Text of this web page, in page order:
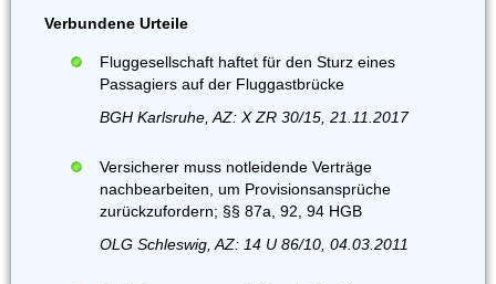
Verbundene Urteile
Fluggesellschaft haftet für den Sturz eines
Passagiers auf der Fluggastbrücke
BGH Karlsruhe, AZ: X ZR 30/15, 21.11.2017
Versicherer muss notleidende Verträge
nachbearbeiten, um Provisionsansprüche
zurückzufordern; §§ 87a, 92, 94 HGB
OLG Schleswig, AZ: 14 U 86/10, 04.03.2011